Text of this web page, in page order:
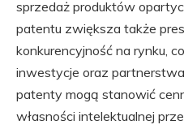
sprzedaż produktów
patentu zwiększa także
konkurencyjność na rynku,
inwestycje oraz
patenty mogą stanowić
własności intelektualnej